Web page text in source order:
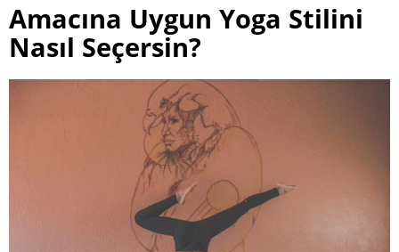
Amacına Uygun Yoga Stilini
Nasıl Seçersin?